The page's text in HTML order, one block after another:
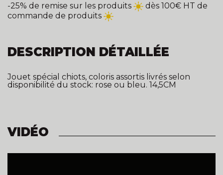
-25% de remise sur les produits
dès 100€ HT de
commande de produits
DESCRIPTION DÉTAILLÉE
Jouet spécial chiots, coloris assortis livrés selon
disponibilité du stock: rose ou bleu. 14,5CM
VIDÉO